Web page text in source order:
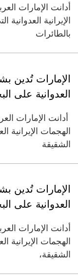
أدانت الإمارات
الإيرانية
بالطائرات
الإمارات تُدين
العدوانية على
أدانت الإمارات
الهجمات الإيرانية
الشقيقة
الإمارات تُدين
العدوانية على
أدانت الإمارات
الهجمات الإيرانية
الشقيقة،